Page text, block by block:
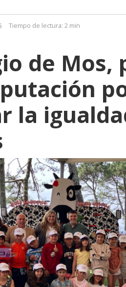
Tiempo de lectura: 2 min
de Mos,
la